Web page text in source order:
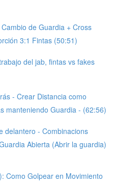
de Guardia + Cross
3:1 Fintas (50:51)
del jab, fintas vs fakes
- Crear Distancia como
manteniendo Guardia - (62:56)
delantero - Combinacions
Abierta (Abrir la guardia)
Como Golpear en Movimiento